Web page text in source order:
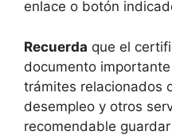
enlace o botón
Recuerda que el
documento
trámites relacionados
desempleo y otros
recomendable